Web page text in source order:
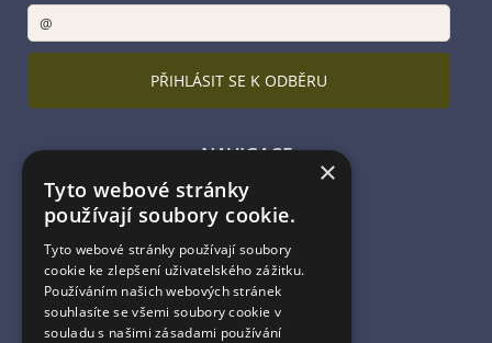
NAVIGACE
Úvodní strana
Katalog zboží
Nákupní košík
Obchodní podmínky
Kontaktní informace
Odstoupení od smlouvy
×
Tyto webové stránky
používají soubory cookie.
Tyto webové stránky používají soubory
cookie ke zlepšení uživatelského zážitku.
Používáním našich webových stránek
souhlasíte se všemi soubory cookie v
souladu s našimi zásadami používání